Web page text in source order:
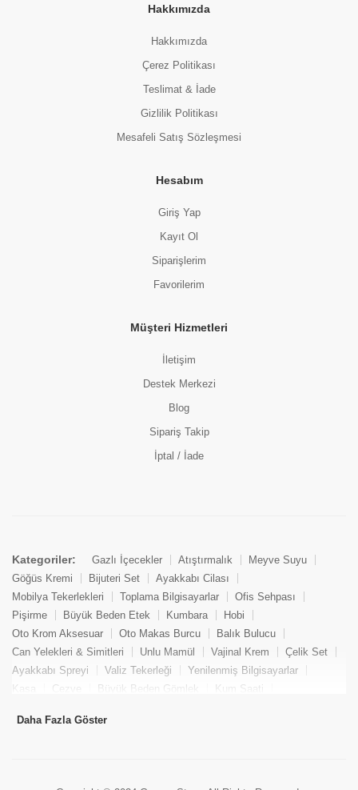
Hakkımızda
Hakkımızda
Çerez Politikası
Teslimat & İade
Gizlilik Politikası
Mesafeli Satış Sözleşmesi
Hesabım
Giriş Yap
Kayıt Ol
Siparişlerim
Favorilerim
Müşteri Hizmetleri
İletişim
Destek Merkezi
Blog
Sipariş Takip
İptal / İade
Kategoriler: Gazlı İçecekler Atıştırmalık
Meyve Suyu
Göğüs Kremi
Bijuteri Set
Ayakkabı Cilası
Mobilya Tekerlekleri
Toplama Bilgisayarlar
Ofis Sehpası
Pişirme
Büyük Beden Etek Kumbara
Hobi
Oto Krom Aksesuar
Oto Makas Burcu
Balık Bulucu
Can Yelekleri & Simitleri
Unlu Mamül Vajinal Krem
Çelik Set
Ayakkabı Spreyi
Valiz Tekerleği
Yenilenmiş Bilgisayarlar
Kasa
Cezve Büyük Beden Gömlek
Kum Saati
Tekne Bağlama & Demirleme
Daha Fazla Göster